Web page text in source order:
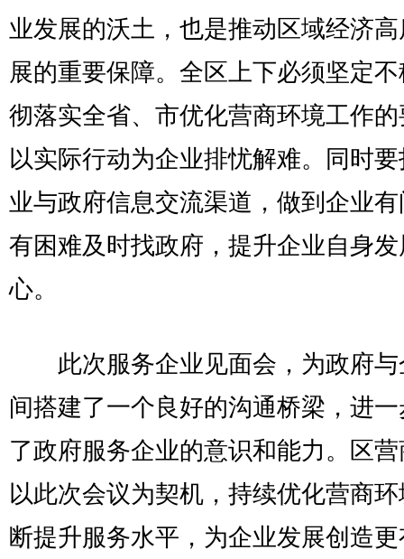
业发展的沃土，也是推动区域经济
展的重要保障。全区上下必须坚定
彻落实全省、市优化营商环境工作
以实际行动为企业排忧解难。同时
业与政府信息交流渠道，做到企业
有困难及时找政府，提升企业自身
心。
此次服务企业见面会，为政府与
间搭建了一个良好的沟通桥梁，进
了政府服务企业的意识和能力。区
以此次会议为契机，持续优化营商
断提升服务水平，为企业发展创造